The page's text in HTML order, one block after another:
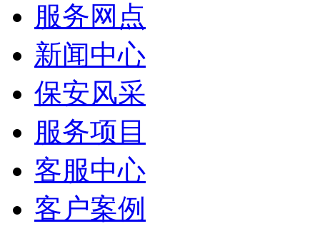
服务网点
新闻中心
保安风采
服务项目
客服中心
客户案例